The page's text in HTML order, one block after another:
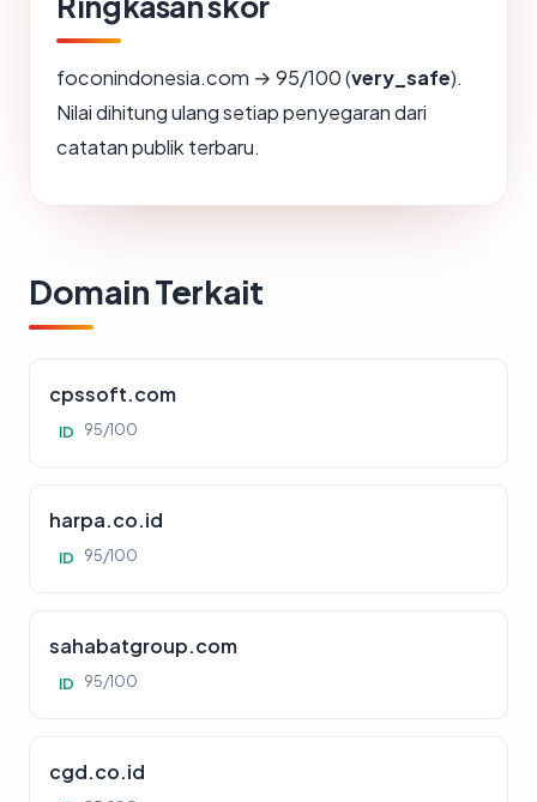
foconindonesia.com → 95/100 (very_safe).
Nilai dihitung ulang setiap penyegaran dari
catatan publik terbaru.
Domain Terkait
cpssoft.com
ID 95/100
harpa.co.id
ID 95/100
sahabatgroup.com
ID 95/100
cgd.co.id